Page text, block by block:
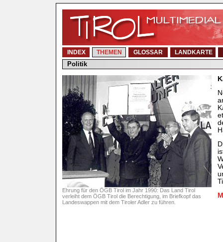
INDEX THEMEN GLOSSAR LANDKARTE
Politik
Ehrung für den ÖGB Tirol im Jahr 1990: Das Land Tirol
verleiht dem ÖGB Tirol die Berechtigung, im Briefkopf das
Landeswappen mit dem Tiroler Adler zu führen.